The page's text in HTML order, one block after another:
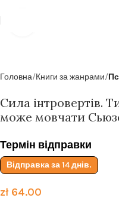
Головна Книги за жанрами
Сила інтровертів.
може мовчати
Термін відправки
Відправка за 14 днів.
zł64.00